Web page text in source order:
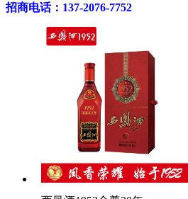
招商电话：137-2076-7752